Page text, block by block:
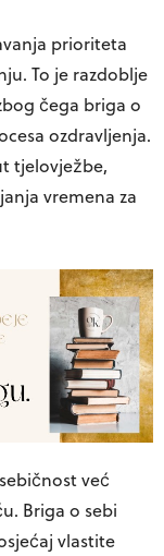
prioriteta
To je razdoblje
čega briga o
ozdravljenja.
tjelovježbe,
vremena za
već
Briga o sebi
vlastite